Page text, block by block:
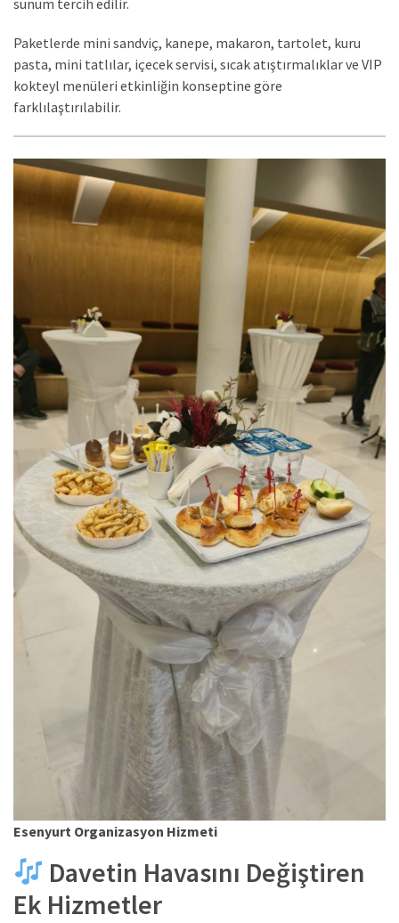
sunum tercih edilir.
Paketlerde mini sandviç, kanepe, makaron, tartolet, kuru
pasta, mini tatlılar, içecek servisi, sıcak atıştırmalıklar ve VIP
kokteyl menüleri etkinliğin konseptine göre
farklılaştırılabilir.
Esenyurt Organizasyon Hizmeti
Davetin Havasını Değiştiren
Ek Hizmetler